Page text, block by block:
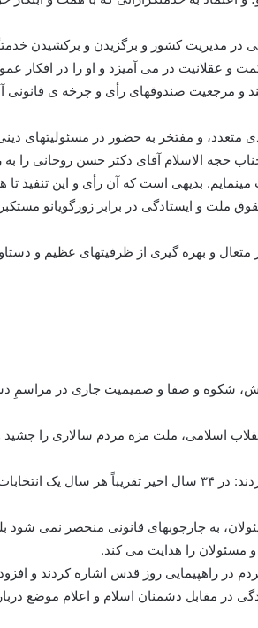
در مدیریت کشور و برگزیدن و برکشیدن
و عقلانیت در می آمیزد و او را در افکار
و مرجعیت صندوقهای رأی و چرخه ی قانونی
متعدد، و مفتخر به حضور در مسئولیتهای
جناب حجه الاسلام آقای دکتر حسن روحانی
بدیهی است که آن رأی و این تنفیذ
ملت و ایستادگی در برابر زورگویانو
و بهره گیری از ظرفیتهای عظیم و
شکوه و صفا و صمیمیت جاری در
اسلامی، ملت مزه مردم سالاری را چشید
رهبر انقلاب با اشاره به نقش آفرینی مردم در همه مسائل مهم و مسئولیتهای اساسی کشور
به چارچوبهای قانونی منحصر نمی شود
مسئولان را هدایت می کند.
در راهپیمایی روز قدس اشاره کردند و
در مقابل دشمنان اسلام و اعلام موضع